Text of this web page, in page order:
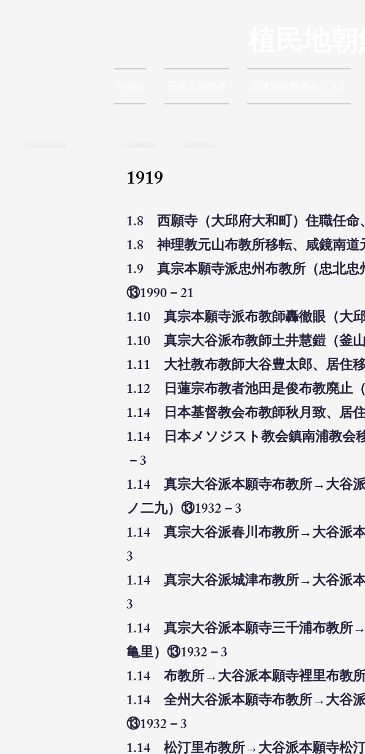
1919
1.8 西願寺（大邱府大和町）住職任
1.8 神理教元山布教所移転、咸鏡南
1.9 真宗本願寺派忠州布教所（忠北
⑬1990－21
1.10 真宗本願寺派布教師轟徹眼（大
1.10 真宗大谷派布教師土井慧鎧（釜
1.11 大社教布教師大谷豊太郎、居住
1.12 日蓮宗布教者池田是俊布教廃止
1.14 日本基督教会布教師秋月致、居
1.14 日本メソジスト教会鎮南浦教会
－3
1.14 真宗大谷派本願寺布教所→大谷
ノ二九）⑬1932－3
1.14 真宗大谷派春川布教所→大谷派
3
1.14 真宗大谷派城津布教所→大谷派
3
1.14 真宗大谷派本願寺三千浦布教所
亀里）⑬1932－3
1.14 布教所→大谷派本願寺裡里布教
1.14 全州大谷派本願寺布教所→大谷
⑬1932－3